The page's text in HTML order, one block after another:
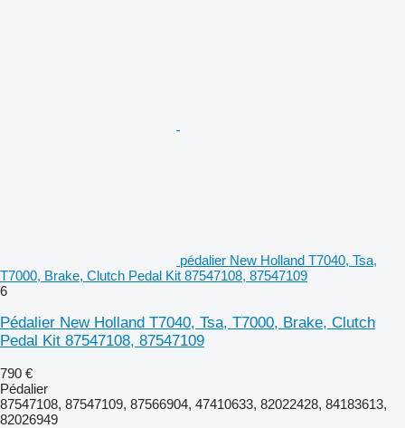
pédalier New Holland T7040, Tsa,
T7000, Brake, Clutch Pedal Kit 87547108, 87547109
6
Pédalier New Holland T7040, Tsa, T7000, Brake, Clutch
Pedal Kit 87547108, 87547109
790 €
Pédalier
87547108, 87547109, 87566904, 47410633, 82022428, 84183613,
82026949